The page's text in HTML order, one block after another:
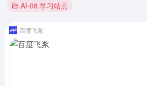
AI-08.学习站点
百度飞浆